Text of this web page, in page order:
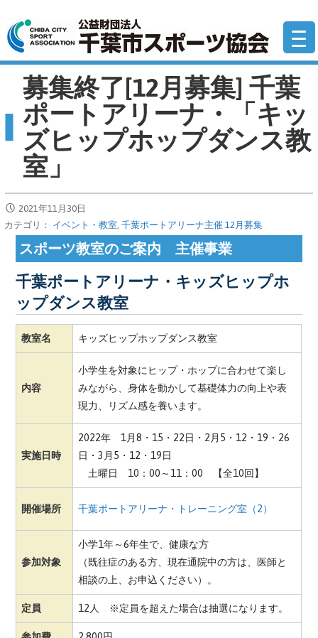
テ
ン
移
公
募集終了[12月募集] 千葉
ポートアリーナ・「キッ
ズヒップホップダンス教
室」
2021年11月30日
カテゴリ： イベント・教室,千葉ポートアリーナ主催 12月募集
スポーツ教室のご案内 主催事業
千葉ポートアリーナ・キッズヒップホ
ップダンス教室
教室名 キッズヒップホップダンス教室
内容
小学生を対象にヒップ・ホップに合わせて楽し
みながら、身体を動かして基礎体力の向上や表
現力、リズム感を養います。
実施日時
2022年 1月8・15・22日・2月5・12・19・26
日・3月5・12・19日
土曜日 10：00～11：00 【全10回】
開催場所 千葉ポートアリーナ・トレーニング室（2）
参加対象
小学1年～6年生で、健康な方
（既往症のある方、現在通院中の方は、医師と
相談の上、お申込ください）。
定員 12人 ※定員を超えた場合は抽選になります。